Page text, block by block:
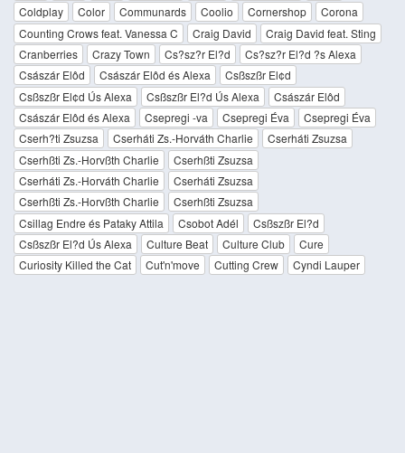
Coldplay
Color Communards Coolio Cornershop
Corona
Counting Crows feat. Vanessa C
Craig David
Craig David feat. Sting
Cranberries
Crazy Town Cs?sz?r El?d
Cs?sz?r El?d ?s Alexa
Császár Elôd
Császár Elôd és Alexa
Csßszßr El¢d
Csßszßr El¢d Ús Alexa
Csßszßr El?d Ús Alexa
Császár Elôd
Császár Elôd és Alexa
Csepregi -va Csepregi Éva
Csepregi Éva
Cserh?ti Zsuzsa
Cserháti Zs.-Horváth Charlie
Cserháti Zsuzsa
Cserhßti Zs.-Horvßth Charlie
Cserhßti Zsuzsa
Cserháti Zs.-Horváth Charlie
Cserháti Zsuzsa
Cserhßti Zs.-Horvßth Charlie
Cserhßti Zsuzsa
Csillag Endre és Pataky Attila
Csobot Adél
Csßszßr El?d
Csßszßr El?d Ús Alexa
Culture Beat Culture Club
Cure
Curiosity Killed the Cat
Cut'n'move Cutting Crew Cyndi Lauper